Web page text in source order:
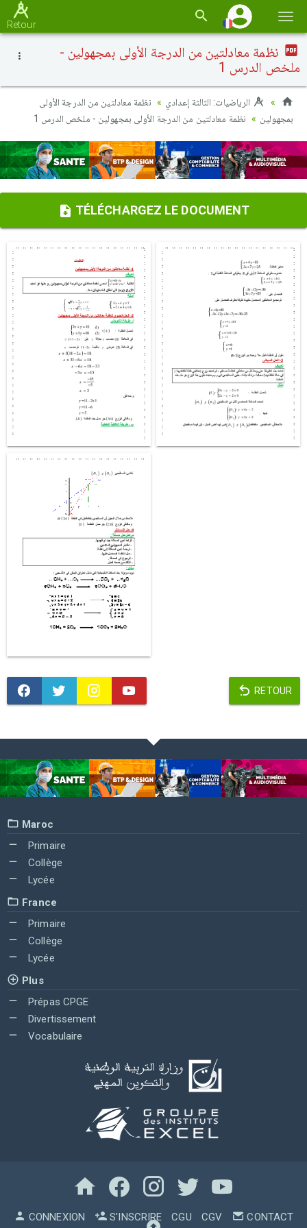
la
Retour
نظمة معادلتين من الدرجة الأولى بمجهولين -
ملخص الدرس 1
الرياضيات: الثالثة إعدادي
نظمة معادلتين من الدرجة الأولى
بمجهولين
نظمة معادلتين من الدرجة الأولى بمجهولين - ملخص الدرس 1
TÉLÉCHARGEZ LE DOCUMENT
RETOUR
Maroc
Primaire
Collège
Lycée
France
Primaire
Collège
Lycée
Plus
Prépas CPGE
Divertissement
Vocabulaire
CONNEXION S'INSCRIRE CGU CGV CONTACT